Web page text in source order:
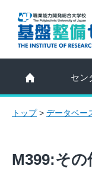
セン
トップ> データベー
M399:その